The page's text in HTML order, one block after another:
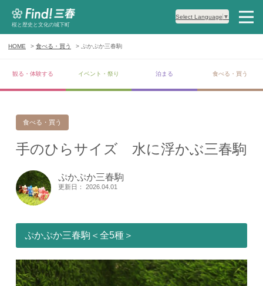
桜と歴史と文化の城下町
Select Language ▼
HOME 食べる・買う ぷかぷか三春駒
観る・体験する イベント・祭り 泊まる 食べる・買う
食べる・買う
手のひらサイズ 水に浮かぶ三春駒
ぷかぷか三春駒
更新日： 2026.04.01
ぷかぷか三春駒＜全5種＞